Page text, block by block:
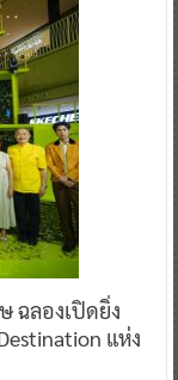
ฉลองเปิดยิ่ง
แห่ง